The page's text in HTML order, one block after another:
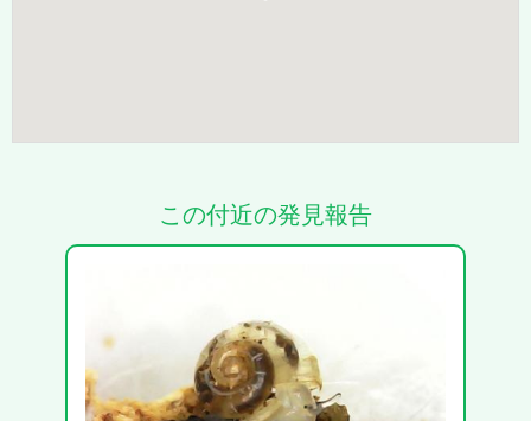
この付近の発見報告